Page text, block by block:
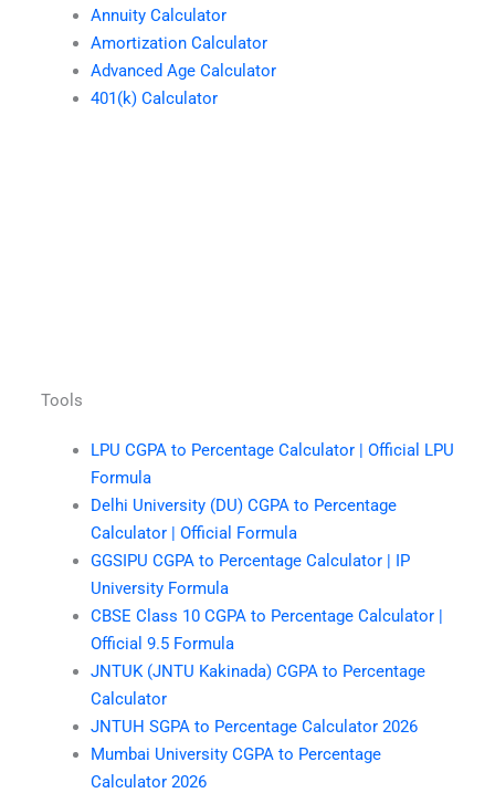
Annuity Calculator
Amortization Calculator
Advanced Age Calculator
401(k) Calculator
Tools
LPU CGPA to Percentage Calculator | Official LPU
Formula
Delhi University (DU) CGPA to Percentage
Calculator | Official Formula
GGSIPU CGPA to Percentage Calculator | IP
University Formula
CBSE Class 10 CGPA to Percentage Calculator |
Official 9.5 Formula
JNTUK (JNTU Kakinada) CGPA to Percentage
Calculator
JNTUH SGPA to Percentage Calculator 2026
Mumbai University CGPA to Percentage
Calculator 2026